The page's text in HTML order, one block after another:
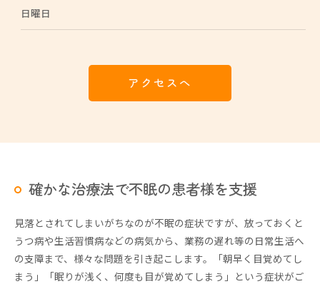
日曜日
アクセスへ
確かな治療法で不眠の患者様を支援
見落とされてしまいがちなのが不眠の症状ですが、放っておくと
うつ病や生活習慣病などの病気から、業務の遅れ等の日常生活へ
の支障まで、様々な問題を引き起こします。「朝早く目覚めてし
まう」「眠りが浅く、何度も目が覚めてしまう」という症状がご